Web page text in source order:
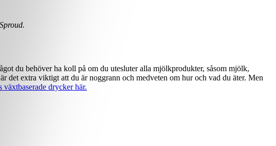
du behöver ha koll på om du utesluter alla mjölkprodukter, såsom mjölk,
det extra viktigt att du är noggrann och medveten om hur och vad du äter. Men
drycker här.